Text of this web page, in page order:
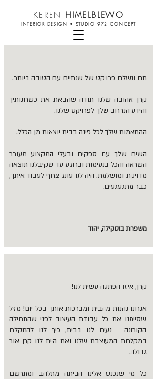
KEREN HIMELBLEWO
INTERIOR DESIGN • STUDIO 972 CONCEPT
תם ונשלם פרויקט של שנתיים עם הטובה ביותר.
קרן אהובה שלנו תודה שהבאת את כשרונותיך
והידע הנרחב שלך לפרויקט שלנו.
ההתאמות שלך לכל פינה בבית יוצאות מן הכלל.
השיח שלך עם ספקים ובעלי המקצוע מעורר
השראה והכל בנעימות וברוגע עד שקיבלנו תוצאה
מדויקת ומושלמת. היה לנו עונג צרוף לעבוד איתך,
כבר מתגעגעים.
משפחת בוסקילה, יהוד
קרן, איזו הפתעה עשית לנו!
אנחנו נהנות מהבית ומברכות אותך בכל יום! מזל
שסיימנו את כל עבודת העיצוב לפני שהתחילה
הקורונה - נעים לנו בבית, כיף לנו להתקלח
במקלחת המעוצבת שלנו ואת היית לנו קרן אור
גדולה.
כל מי שנכנס אלינו הביתה מתלהב ומתרשם